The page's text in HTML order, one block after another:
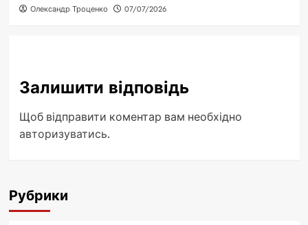
Олександр Троценко 07/07/2026
Залишити відповідь
Щоб відправити коментар вам необхідно
авторизуватись.
Рубрики